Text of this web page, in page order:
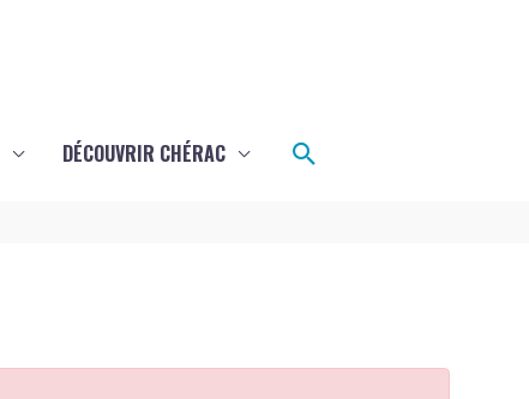
DÉCOUVRIR CHÉRAC Rechercher